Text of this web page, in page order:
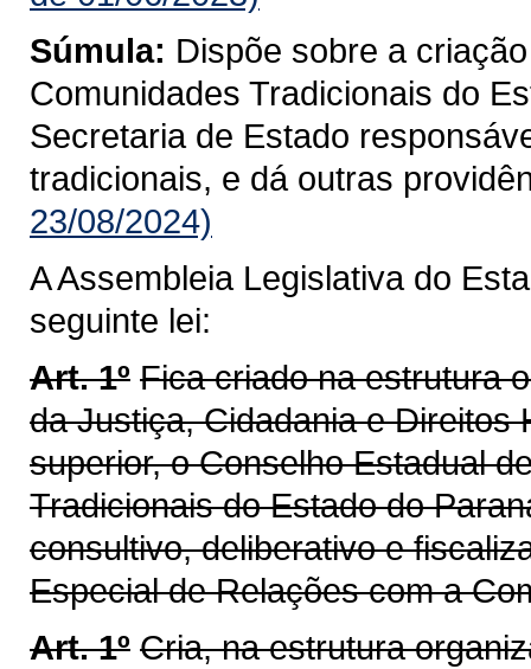
Súmula: Dispõe sobre a
Comunidades Tradicionais do
Secretaria de Estado
tradicionais, e dá outras
23/08/2024)
A Assembleia Legislativa do
seguinte lei:
Art. 1º Fica criado na estrutura
da Justiça, Cidadania e Direitos
superior, o Conselho Estadual
Tradicionais do Estado do
consultivo, deliberativo e
Especial de Relações com a
Art. 1º Cria, na estrutura